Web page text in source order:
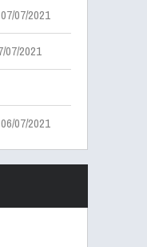
07/07/2021
07/2021
06/07/2021